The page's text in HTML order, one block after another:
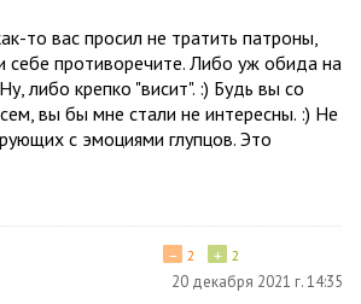
то вас просил не тратить патроны,
себе противоречите. Либо уж обида на
либо крепко "висит". :) Будь вы со
вы бы мне стали не интересны. :) Не
с эмоциями глупцов. Это
+ 2
− 2
20 декабря 2021 г. 14:35